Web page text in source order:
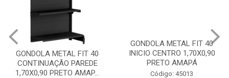
GONDOLA METAL FIT 40
CONTINUAÇÃO PAREDE
1,70X0,90 PRETO AMAP...
GONDOLA METAL FIT 40
INICIO CENTRO 1,70X0,90
PRETO AMAPÁ